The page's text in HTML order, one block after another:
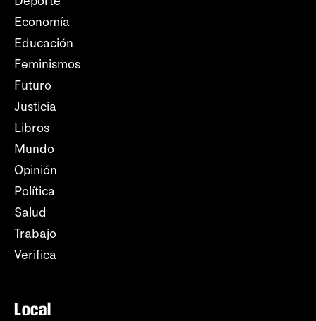
Economía
Educación
Feminismos
Futuro
Justicia
Libros
Mundo
Opinión
Política
Salud
Trabajo
Verifica
Local